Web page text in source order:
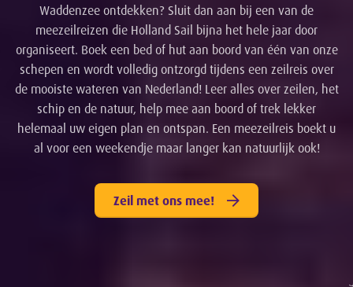
Waddenzee ontdekken? Sluit dan aan bij een van de
meezeilreizen die Holland Sail bijna het hele jaar door
organiseert. Boek een bed of hut aan boord van één van onze
schepen en wordt volledig ontzorgd tijdens een zeilreis over
de mooiste wateren van Nederland! Leer alles over zeilen, het
schip en de natuur, help mee aan boord of trek lekker
helemaal uw eigen plan en ontspan. Een meezeilreis boekt u
al voor een weekendje maar langer kan natuurlijk ook!
Zeil met ons mee!